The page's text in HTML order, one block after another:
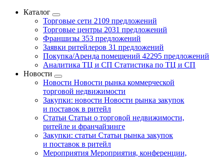
Каталог
Торговые сети 2109 предложений
Торговые центры 2031 предложений
Франшизы 353 предложений
Заявки ритейлеров 31 предложений
Покупка/Аренда помещений 42295 предложений
Аналитика ТЦ и СП Статистика по ТЦ и СП
Новости
Новости Новости рынка коммерческой
торговой недвижимости
Закупки: новости Новости рынка закупок
и поставок в ритейл
Статьи Статьи о торговой недвижимости,
ритейле и франчайзинге
Закупки: статьи Статьи рынка закупок
и поставок в ритейл
Мероприятия Мероприятия, конференции,